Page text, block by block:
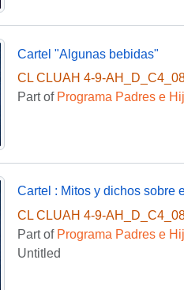
Cartel "Algunas bebidas"
CL CLUAH 4-9-
Part of Programa Padres e
Cartel : Mitos y dichos sobre
CL CLUAH 4-9-
Part of Programa Padres e
Untitled